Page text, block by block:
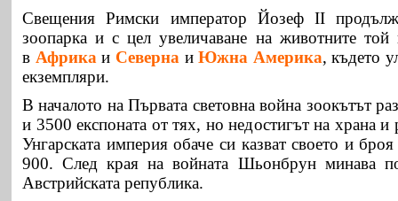
Свещения Римски император Йозеф II
зоопарка и с цел увеличаване на животните той
в Африка и Северна иЮжна Америка, където
екземпляри.
В началото на Първата световна война зоокътът
и 3500 експоната от тях, но недостигът на храна и
Унгарската империя обаче си казват своето и
900. След края на войната Шьонбрун минава
Австрийската република.